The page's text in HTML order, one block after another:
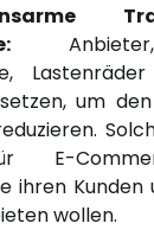
um
E-
ihren
wollen.